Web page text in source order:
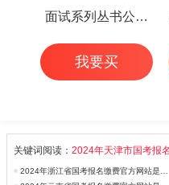
面试系列丛书公务
员面试华图专家详
解1000题（3本
我要买
关键词阅读： 2024年天津市国考报
2024年浙江省国考报名缴费官方网站是什么_国家公务员考试